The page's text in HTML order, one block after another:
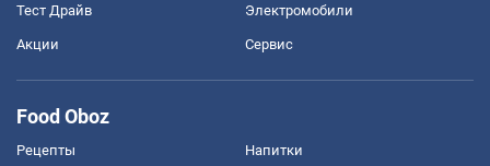
Тест Драйв Электромобили
Акции Сервис
Food Oboz
Рецепты Напитки